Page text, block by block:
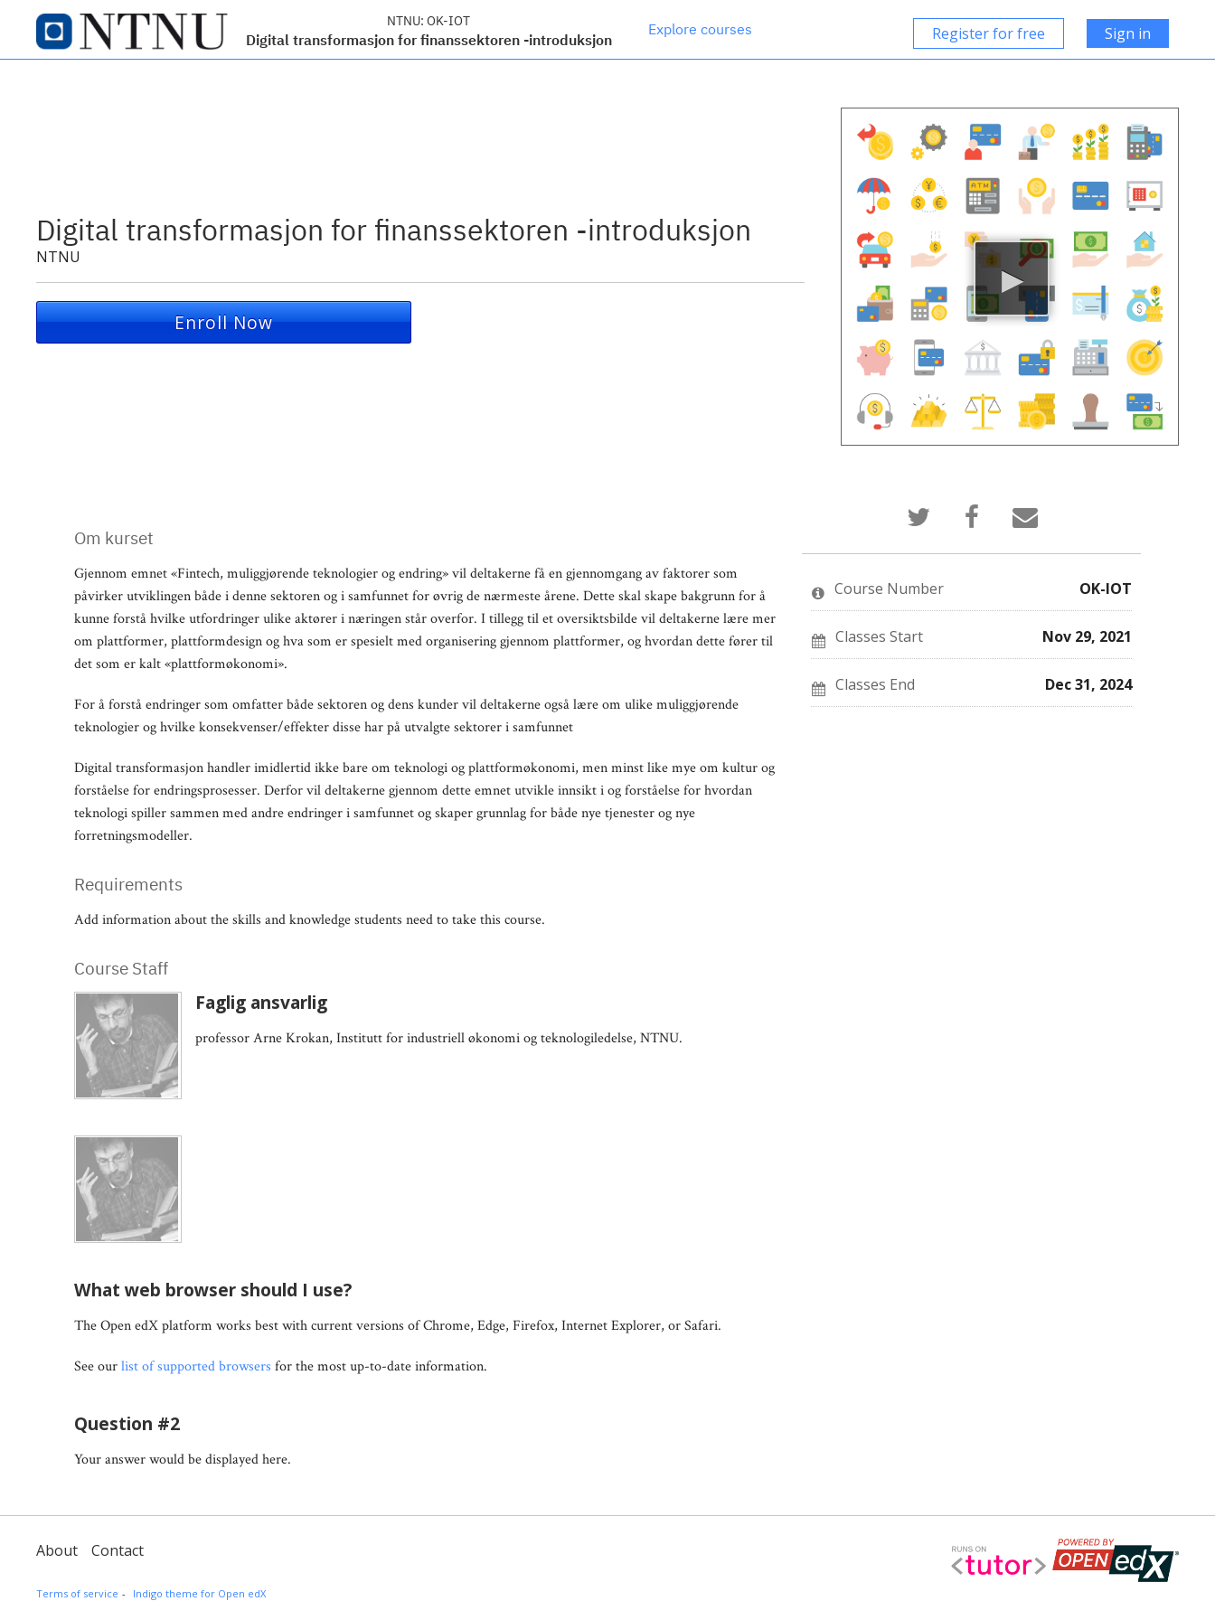
NTNU: OK-IOT
Digital transformasjon for finanssektoren -introduksjon
Explore courses Register for free Sign in
Digital transformasjon for finanssektoren -introduksjon
NTNU
Enroll Now
Om kurset
Gjennom emnet «Fintech, muliggjørende teknologier og endring» vil deltakerne få en gjennomgang av faktorer som
påvirker utviklingen både i denne sektoren og i samfunnet for øvrig de nærmeste årene. Dette skal skape bakgrunn for å
kunne forstå hvilke utfordringer ulike aktører i næringen står overfor. I tillegg til et oversiktsbilde vil deltakerne lære mer
om plattformer, plattformdesign og hva som er spesielt med organisering gjennom plattformer, og hvordan dette fører til
det som er kalt «plattformøkonomi».
For å forstå endringer som omfatter både sektoren og dens kunder vil deltakerne også lære om ulike muliggjørende
teknologier og hvilke konsekvenser/effekter disse har på utvalgte sektorer i samfunnet
Digital transformasjon handler imidlertid ikke bare om teknologi og plattformøkonomi, men minst like mye om kultur og
forståelse for endringsprosesser. Derfor vil deltakerne gjennom dette emnet utvikle innsikt i og forståelse for hvordan
teknologi spiller sammen med andre endringer i samfunnet og skaper grunnlag for både nye tjenester og nye
forretningsmodeller.
Requirements
Add information about the skills and knowledge students need to take this course.
Course Staff
Faglig ansvarlig
professor Arne Krokan, Institutt for industriell økonomi og teknologiledelse, NTNU.
What web browser should I use?
The Open edX platform works best with current versions of Chrome, Edge, Firefox, Internet Explorer, or Safari.
See ourlist of supported browsers for the most up-to-date information.
Question #2
Your answer would be displayed here.
Tweet
that
you've
enrolled
this
course
Post
a Facebook
message
enrolled
course
Email
someone
to
say
enrolled
this
course
Course Number OK-IOT
Classes Start Nov 29, 2021
Classes End Dec 31, 2024
About Contact
Terms of service Indigo theme for Open edX